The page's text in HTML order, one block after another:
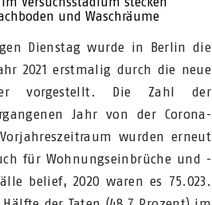
und Waschräume
Dienstag wurde in Berlin die
2021 erstmalig durch die neue
vorgestellt. Die Zahl der
Jahr von der Corona-
wurden erneut
für Wohnungseinbrüche und -
belief, 2020 waren es 75.023.